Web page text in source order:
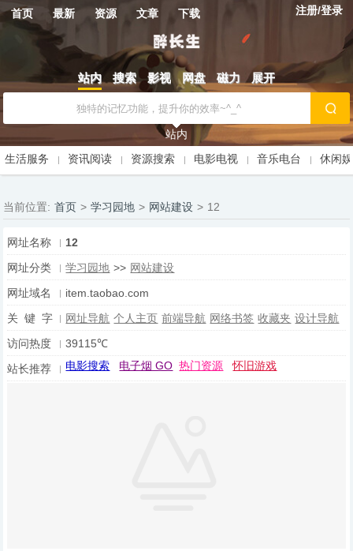
首页 最新 资源 文章 下载 注册/登录
站内 搜索 影视 网盘 磁力 展开
站内
生活服务
资讯阅读 资源搜索 电影电视 音乐电台 休闲
当前位置: 首页 > 学习园地 > 网站建设 > 12
网址名称
12
网址分类
学习园地 >> 网站建设
网址域名
item.taobao.com
关 键 字
网址导航 个人主页 前端导航 网络书签 收藏夹 设计导航
访问热度
39115℃
站长推荐
电影搜索 电子烟 GO 热门资源 怀旧游戏